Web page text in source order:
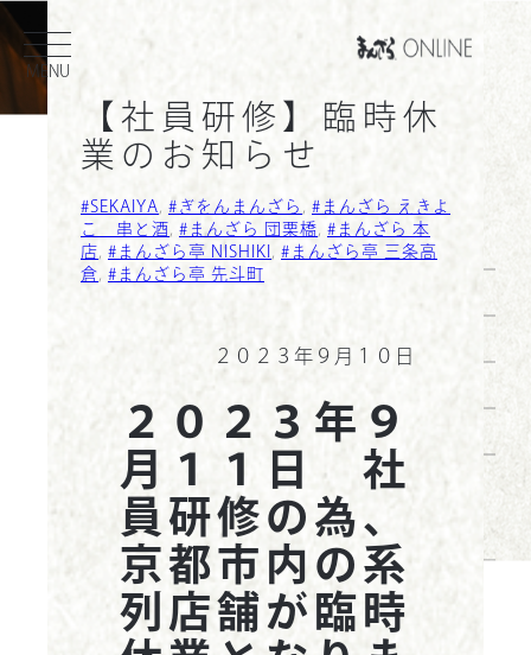
内
容
を
MENU
索
ホーム
採用情報
店舗一覧
お問い合わせ
【社員研修】臨時休
業のお知らせ
SEKAIYA, ぎをんまんざら ,
まんざら えきよ
こ 串と酒 , まんざら 団栗橋,
まんざら 本
店, まんざら亭 NISHIKI ,
まんざら亭 三条高
倉, まんざら亭 先斗町
２０２３年９月１０日
２０２３年９
月１１日 社
員研修の為、
京都市内の系
列店舗が臨時